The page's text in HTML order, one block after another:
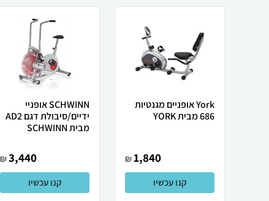
York אופניים מגנטיות
686 מבית YORK
1,840
₪
קנו עכשיו
SCHWINN אופניי
ידיים/סיבולת דגם AD2
מבית SCHWINN
3,440
₪
קנו עכשיו